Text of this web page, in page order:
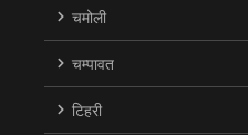
चमोली
चम्पावत
टिहरी